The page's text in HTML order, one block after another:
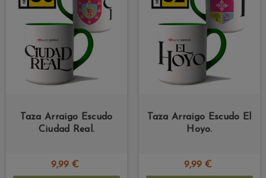
Taza Arraigo Escudo
Ciudad Real.
9,99 €
Taza Arraigo Escudo El
Hoyo.
9,99 €